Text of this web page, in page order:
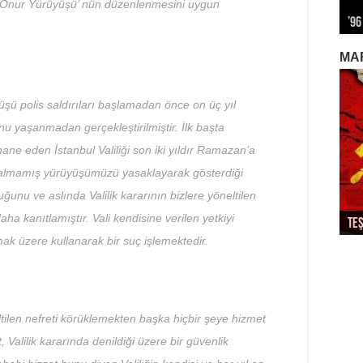
Yürüyüşü’ nün düzenlenmesini uygun
polis saldırıları başlamadan önce on üç yıl
yaşanmadan gerçekleştirilmiştir. İlk başta
eden İstanbul Valiliği son iki yıldır Ramazan’a
yürüyüşümüzü yasaklayarak gösterdiği
ve aslında Valilik kararının bizlere yöneltilen
kanıtlamıştır. Vali kendisine verilen yetkiyi
üzere kullanarak bir suç işlemektedir.
nefreti körüklemekten başka hiçbir şeye hizmet
kararında denildiği üzere bir güvenlik
12